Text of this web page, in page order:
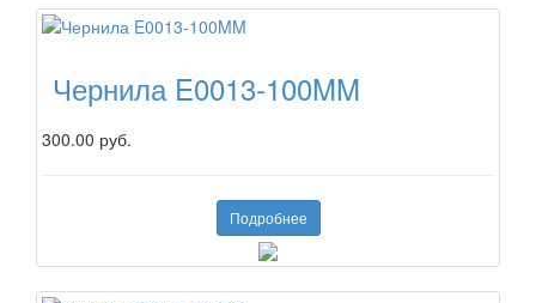
Чернила E0013-100MM
300.00 руб.
Подробнее